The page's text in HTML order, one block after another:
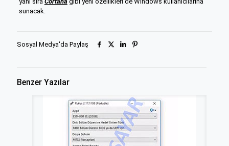
sunacak.
Sosyal Medya'da Paylaş
Benzer Yazılar